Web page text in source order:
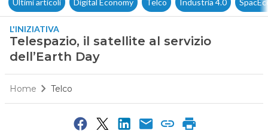
Ultimi articoli Digital Economy Telco Industria 4.0
L'INIZIATIVA
Telespazio, il satellite al servizio
dell’Earth Day
Home Telco